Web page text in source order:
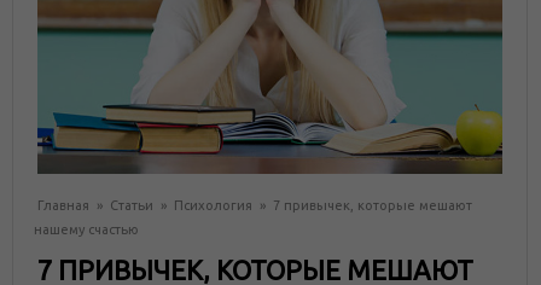
Главная » Статьи » Психология » 7 привычек, которые мешают
нашему счастью
7 ПРИВЫЧЕК, КОТОРЫЕ МЕШАЮТ